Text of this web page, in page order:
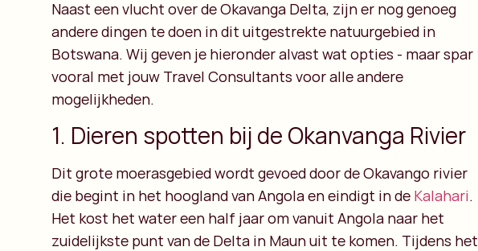
Naast een vlucht over de Okavanga Delta, zijn er nog genoeg
andere dingen te doen in dit uitgestrekte natuurgebied in
Botswana. Wij geven je hieronder alvast wat opties - maar spar
vooral met jouw Travel Consultants voor alle andere
mogelijkheden.
1. Dieren spotten bij de Okanvanga Rivier
Dit grote moerasgebied wordt gevoed door de Okavango rivier
die begint in het hoogland van Angola en eindigt in de Kalahari.
Het kost het water een half jaar om vanuit Angola naar het
zuidelijkste punt van de Delta in Maun uit te komen. Tijdens het